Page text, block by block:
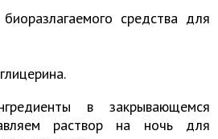
средства для
в закрывающемся
раствор на ночь для